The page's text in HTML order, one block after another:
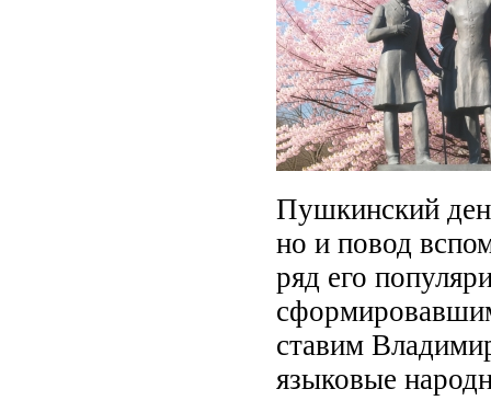
Пушкинский
но и повод
ряд его
ставим
языковые